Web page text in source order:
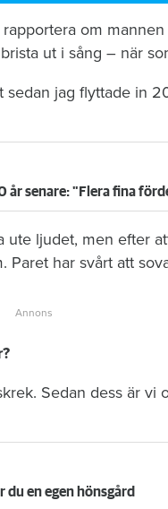
om
ut i sång – när
jag flyttade in
år senare: "Flera fina
ute ljudet, men efter
har svårt att
Sedan dess är vi
du en egen hönsgård